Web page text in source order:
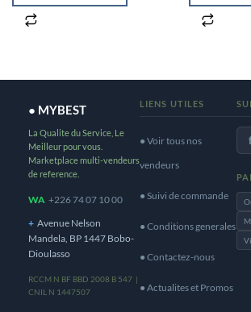
● MYBEST
La Qualite du Service, Le
Meilleur pour vous.
Marketplace multi-vendeurs
de reference.
WA +226 74 07 10 00
+ Avenue Nelson
Mandela, BP 1447 Bobo-
Dioulasso
RCCM N BF BBD 2008 B 547 |
CNIL N 1447507
LIENS UTILES
● Voir tous nos
vendeurs
● Suivi de commande
● Conditions generales
● Contactez-nous
● Actualites et Promos